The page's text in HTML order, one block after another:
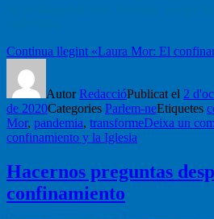
Continua llegint «Laura Mor: El
AutorRedaccióPublicat el 2
de 2020Categories Parlem-neEtiquetes
Mor, pandemia, transformeDeixa un
confinamiento y la Iglesia
Hacernos preguntas
confinamiento